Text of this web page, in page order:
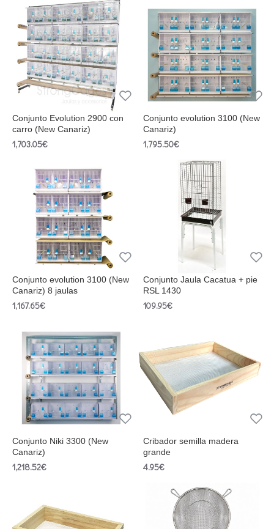
Conjunto Evolution 2900 con
carro (New Canariz)
1,703.05€
Conjunto evolution 3100 (New
Canariz)
1,795.50€
Conjunto evolution 3100 (New
Canariz) 8 jaulas
1,167.65€
Conjunto Jaula Cacatua + pie
RSL 1430
109.95€
Conjunto Niki 3300 (New
Canariz)
1,218.52€
Cribador semilla madera
grande
4.95€